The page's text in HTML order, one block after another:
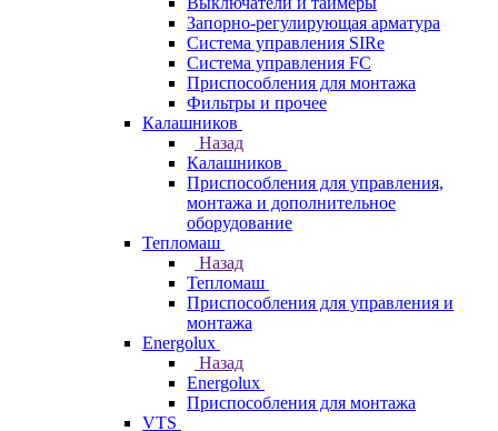
Запорно-регулирующая арматура
Система управления SIRe
Система управления FC
Приспособления для монтажа
Фильтры и прочее
Калашников
Назад
Калашников
Приспособления для управления,
монтажа и дополнительное
оборудование
Тепломаш
Назад
Тепломаш
Приспособления для управления и
монтажа
Energolux
Назад
Energolux
Приспособления для монтажа
VTS